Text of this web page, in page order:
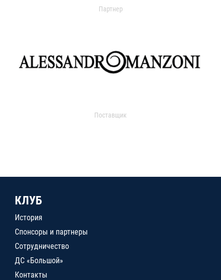
Партнер
Поставщик
КЛУБ
История
Спонсоры и партнеры
Сотрудничество
ДС «Большой»
Контакты